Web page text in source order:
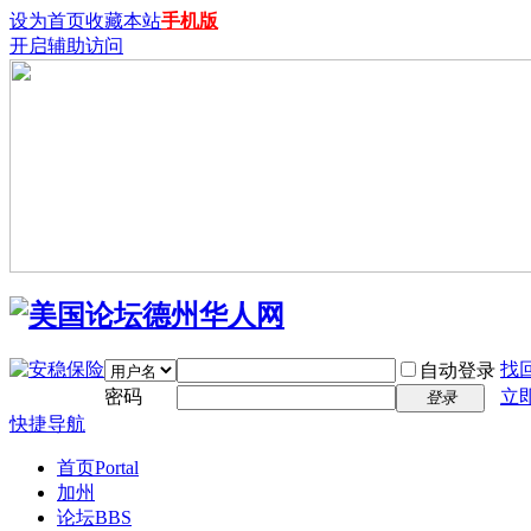
设为首页收藏本站手机版
开启辅助访问
自动登录 找
密码
登录
立
快捷导航
首页Portal
加州
论坛BBS